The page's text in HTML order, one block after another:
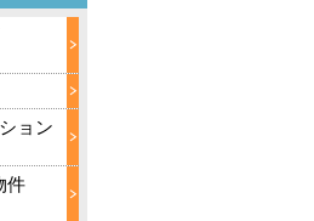
ョン
件